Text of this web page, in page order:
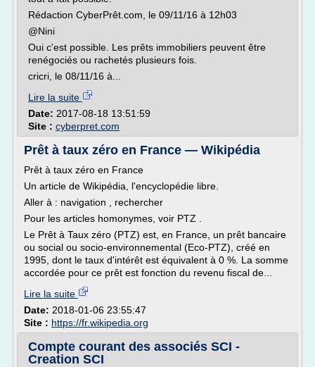
Rédaction CyberPrêt.com, le 09/11/16 à 12h03
@Nini
Oui c'est possible. Les prêts immobiliers peuvent être
renégociés ou rachetés plusieurs fois.
cricri, le 08/11/16 à...
Lire la suite
Date: 2017-08-18 13:51:59
Site : cyberpret.com
Prêt à taux zéro en France — Wikipédia
Prêt à taux zéro en France
Un article de Wikipédia, l'encyclopédie libre.
Aller à : navigation , rechercher
Pour les articles homonymes, voir PTZ .
Le Prêt à Taux zéro (PTZ) est, en France, un prêt bancaire
ou social ou socio-environnemental (Eco-PTZ), créé en
1995, dont le taux d'intérêt est équivalent à 0 %. La somme
accordée pour ce prêt est fonction du revenu fiscal de...
Lire la suite
Date: 2018-01-06 23:55:47
Site : https://fr.wikipedia.org
Compte courant des associés SCI -
Creation SCI